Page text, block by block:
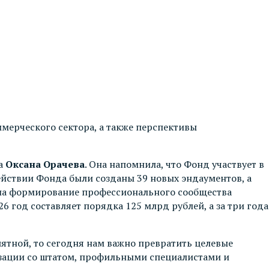
сектора, а также перспективы
Оксана Орачева. Она напомнила, что Фонд участвует в
Фонда были созданы 39 новых эндаументов, а
формирование профессионального сообщества
составляет порядка 125 млрд рублей, а за три года
то сегодня нам важно превратить целевые
со штатом, профильными специалистами и